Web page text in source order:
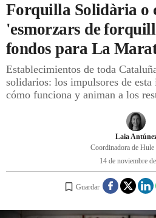
BARRAS Y ESTRELLAS
DÓNDE COMER
ÍDOLOS DE MESAS
CUADERNO DE VIAJE
Forquilla Solidària o
'esmorzars de
fondos para La
Establecimientos de toda
solidarios: los impulsores de
cómo funciona y animan a los
Laia
Coordinadora de
14 de noviembre
Guardar